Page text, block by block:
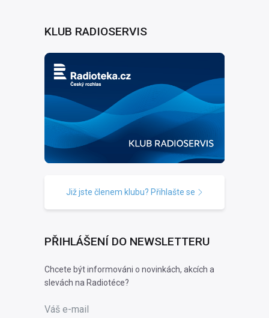
KLUB RADIOSERVIS
Již jste členem klubu? Přihlašte se
PŘIHLÁŠENÍ DO NEWSLETTERU
Chcete být informováni o novinkách, akcích a
slevách na Radiotéce?
Váš e-mail